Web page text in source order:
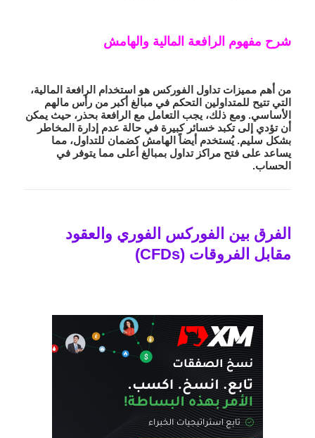
شرح مفهوم الرافعة المالية والهامش
من أهم مميزات تداول الفوركس هو استخدام الرافعة المالية،
التي تتيح للمتداولين التحكم في مبالغ أكبر من رأس مالهم
الأساسي. ومع ذلك، يجب التعامل مع الرافعة بحذر، حيث يمكن
أن تؤدي إلى تكبد خسائر كبيرة في حالة عدم إدارة المخاطر
بشكل سليم. يُستخدم أيضاً الهامش كضمان للتداول، مما
يساعد على فتح مراكز تداول بمبالغ أعلى مما يتوفر في
الحساب.
الفرق بين الفوركس الفوري والعقود
مقابل الفروقات (CFDs)